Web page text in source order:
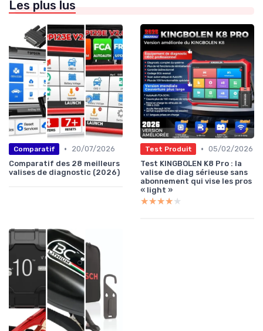
Les plus lus
Comparatif •
20/07/2026
Comparatif des 28 meilleurs
valises de diagnostic (2026)
Test Produit • 05/02/2026
Test KINGBOLEN K8 Pro : la
valise de diag sérieuse sans
abonnement qui vise les pros
« light »
★★★★★
★★★★★